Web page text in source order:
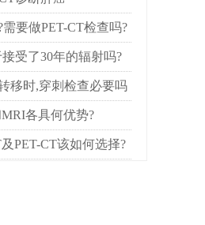
要做PET-CT检查吗?
受了30年的辐射吗?
移时,穿刺检查必要吗
各具何优势?
PET-CT该如何选择?